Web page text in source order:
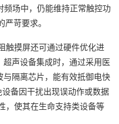
场中，仍能维持正常触控功
苛要求。
触摸屏还可通过硬件优化进
声设备集成时，通过采用医
隔离芯片，能有效抵御电快
备因干扰出现误动作或数据
，使其在生命支持类设备等